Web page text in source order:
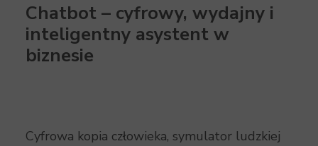
Chatbot – cyfrowy, wydajny i
inteligentny asystent w
biznesie
Cyfrowa kopia człowieka, symulator ludzkiej